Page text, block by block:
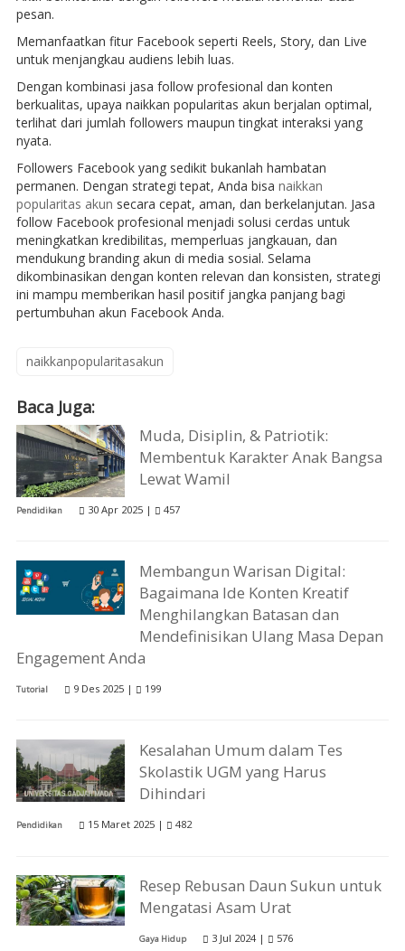
pesan.
Memanfaatkan fitur Facebook seperti Reels, Story, dan Live
untuk menjangkau audiens lebih luas.
Dengan kombinasi jasa follow profesional dan konten
berkualitas, upaya naikkan popularitas akun berjalan optimal,
terlihat dari jumlah followers maupun tingkat interaksi yang
nyata.
Followers Facebook yang sedikit bukanlah hambatan
permanen. Dengan strategi tepat, Anda bisa naikkan
popularitas akun secara cepat, aman, dan berkelanjutan. Jasa
follow Facebook profesional menjadi solusi cerdas untuk
meningkatkan kredibilitas, memperluas jangkauan, dan
mendukung branding akun di media sosial. Selama
dikombinasikan dengan konten relevan dan konsisten, strategi
ini mampu memberikan hasil positif jangka panjang bagi
pertumbuhan akun Facebook Anda.
naikkanpopularitasakun
Baca Juga:
Muda, Disiplin, & Patriotik:
Membentuk Karakter Anak Bangsa
Lewat Wamil
Pendidikan 30 Apr 2025 | 457
Membangun Warisan Digital:
Bagaimana Ide Konten Kreatif
Menghilangkan Batasan dan
Mendefinisikan Ulang Masa Depan
Engagement Anda
Tutorial 9 Des 2025 | 199
Kesalahan Umum dalam Tes
Skolastik UGM yang Harus
Dihindari
Pendidikan 15 Maret 2025 | 482
Resep Rebusan Daun Sukun untuk
Mengatasi Asam Urat
Gaya Hidup 3 Jul 2024 | 576